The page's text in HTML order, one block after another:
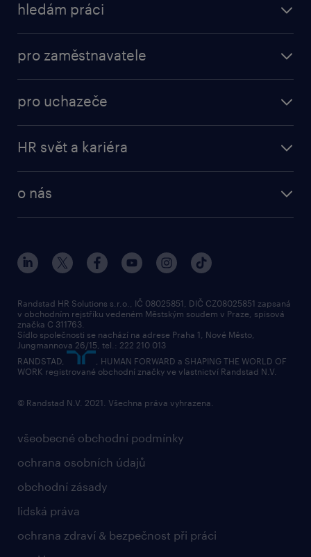
hledám práci
pro zaměstnavatele
pro uchazeče
HR svět a kariéra
o nás
všeobecné obchodní podmínky
ochrana osobních údajů
obchodní zásady
lidská práva
ochrana zdraví & bezpečnost při práci
Randstad HR Solutions s.r.o., IČ 08025851, DIČ CZ08025851 zapsaná
v obchodním rejstříku vedeném Městským soudem v Praze, spisová
značka C 311763.
Sídlo společnosti se nachází na adrese Praha 1, Nové Město,
Jungmannova 26/15, tel.: 222 210 013
RANDSTAD,
, HUMAN FORWARD a SHAPING THE WORLD OF
WORK registrované obchodní značky ve vlastnictví Randstad N.V.
© Randstad N.V. 2021. Všechna práva vyhrazena.